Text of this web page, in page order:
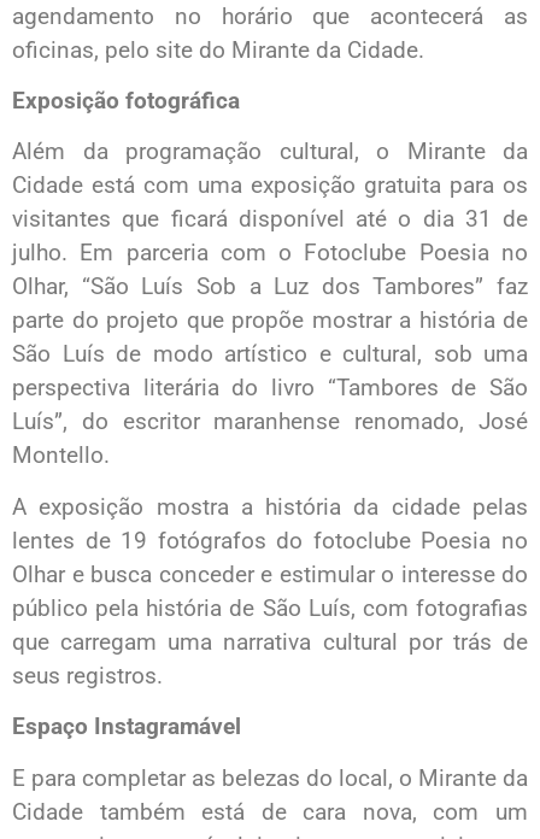
agendamento no horário que acontecerá as
oficinas, pelo site do Mirante da Cidade.
Exposição fotográfica
Além da programação cultural, o Mirante da
Cidade está com uma exposição gratuita para os
visitantes que ficará disponível até o dia 31 de
julho. Em parceria com o Fotoclube Poesia no
Olhar, “São Luís Sob a Luz dos Tambores” faz
parte do projeto que propõe mostrar a história de
São Luís de modo artístico e cultural, sob uma
perspectiva literária do livro “Tambores de São
Luís”, do escritor maranhense renomado, José
Montello.
A exposição mostra a história da cidade pelas
lentes de 19 fotógrafos do fotoclube Poesia no
Olhar e busca conceder e estimular o interesse do
público pela história de São Luís, com fotografias
que carregam uma narrativa cultural por trás de
seus registros.
Espaço Instagramável
E para completar as belezas do local, o Mirante da
Cidade também está de cara nova, com um